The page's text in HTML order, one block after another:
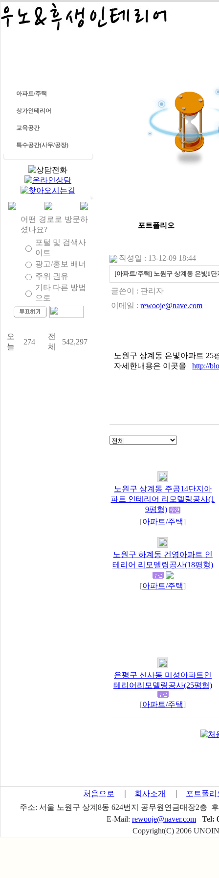
아파트/주택
상가인테리어
교육공간
특수공간(사무/공장)
어떤 경로로 방문하
셨나요?
포털 및 검색사
이트
광고/홍보 배너
주위 권유
기타 다른 방법
으로
오
늘
274
전
체
542,297
포트폴리오
작성일 : 13-12-09 18:44
[아파트/주택] 노원구 상계동 은빛1
글쓴이 : 관리자
이메일 :rewooje@nave.com
노원구 상계동 은빛아파트 25
자세한내용은 이곳을http://
노원구 상계동 주공14단지아
파트 인테리어 리모델링공사(1
9평형)
[아파트/주택]
노원구 하계동 건영아파트 인
테리어 리모델링공사(18평형)
[아파트/주택]
은평구 신사동 미성아파트인
테리어리모델링공사(25평형)
[아파트/주택]
처음으로 회사소개
포트폴리
주소: 서울 노원구 상계8동 624번지 공무원연금매장2층
E-Mail: rewooje@naver.com
Tel:
Copyright(C) 2006